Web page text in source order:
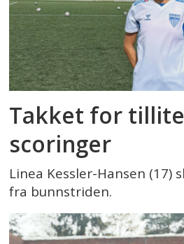
Takket for
scoringer
Linea Kessler-Hansen (17)
fra bunnstriden.